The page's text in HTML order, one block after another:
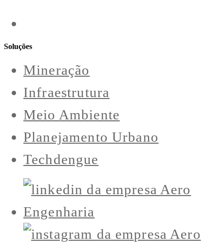
Soluções
Mineração
Infraestrutura
Meio Ambiente
Planejamento Urbano
Techdengue